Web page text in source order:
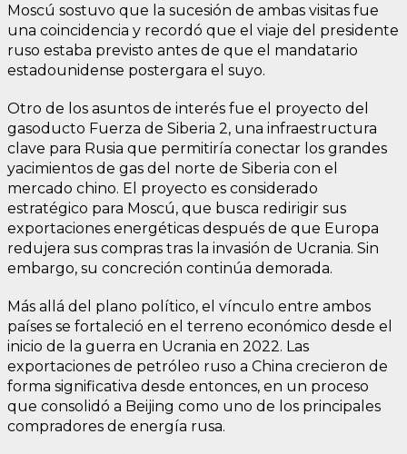
Moscú sostuvo que la sucesión de ambas visitas fue
una coincidencia y recordó que el viaje del presidente
ruso estaba previsto antes de que el mandatario
estadounidense postergara el suyo.
Otro de los asuntos de interés fue el proyecto del
gasoducto Fuerza de Siberia 2, una infraestructura
clave para Rusia que permitiría conectar los grandes
yacimientos de gas del norte de Siberia con el
mercado chino. El proyecto es considerado
estratégico para Moscú, que busca redirigir sus
exportaciones energéticas después de que Europa
redujera sus compras tras la invasión de Ucrania. Sin
embargo, su concreción continúa demorada.
Más allá del plano político, el vínculo entre ambos
países se fortaleció en el terreno económico desde el
inicio de la guerra en Ucrania en 2022. Las
exportaciones de petróleo ruso a China crecieron de
forma significativa desde entonces, en un proceso
que consolidó a Beijing como uno de los principales
compradores de energía rusa.